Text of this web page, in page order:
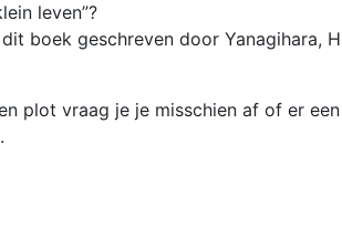
leven”?
boek geschreven door Yanagihara,
plot vraag je je misschien af of er